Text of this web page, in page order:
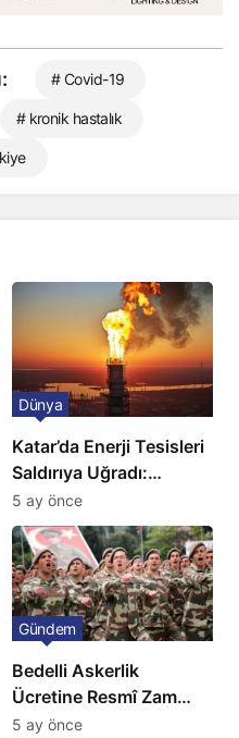
# Covid-19
# kronik hastalık
Katar’da Enerji Tesisleri
Saldırıya Uğradı:
Avrupa’da Doğalgaz
Fiyatlarında Sert Artış
Dünya
5 ay önce
Bedelli Askerlik
Ücretine Resmî Zam
Geliyor
Gündem
5 ay önce